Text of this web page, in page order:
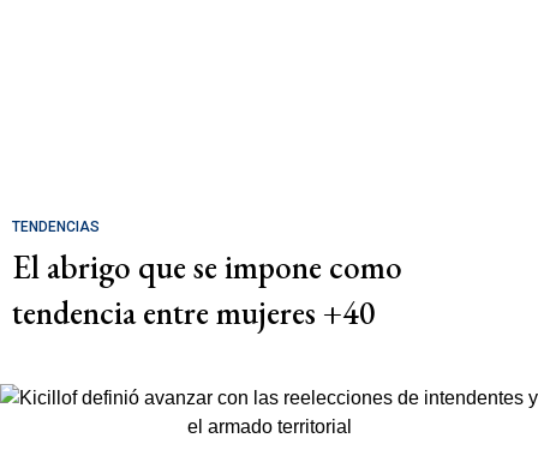
TENDENCIAS
El abrigo que se impone como
tendencia entre mujeres +40